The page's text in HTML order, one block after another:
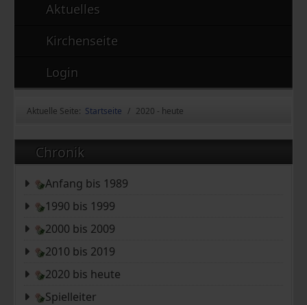
Aktuelles
Kirchenseite
Login
Aktuelle Seite: Startseite 2020 - heute
Chronik
Anfang bis 1989
1990 bis 1999
2000 bis 2009
2010 bis 2019
2020 bis heute
Spielleiter